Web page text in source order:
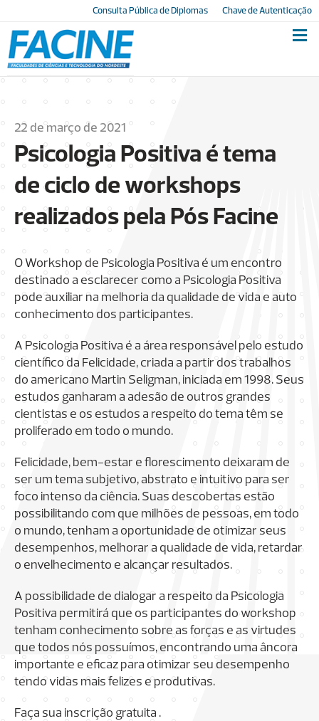
Consulta Pública de Diplomas Chave de Autenticação
22 de março de 2021
Psicologia Positiva é tema
de ciclo de workshops
realizados pela Pós Facine
O Workshop de Psicologia Positiva é um encontro
destinado a esclarecer como a Psicologia Positiva
pode auxiliar na melhoria da qualidade de vida e auto
conhecimento dos participantes.
A Psicologia Positiva é a área responsável pelo estudo
científico da Felicidade, criada a partir dos trabalhos
do americano Martin Seligman, iniciada em 1998. Seus
estudos ganharam a adesão de outros grandes
cientistas e os estudos a respeito do tema têm se
proliferado em todo o mundo.
Felicidade, bem-estar e florescimento deixaram de
ser um tema subjetivo, abstrato e intuitivo para ser
foco intenso da ciência. Suas descobertas estão
possibilitando com que milhões de pessoas, em todo
o mundo, tenham a oportunidade de otimizar seus
desempenhos, melhorar a qualidade de vida, retardar
o envelhecimento e alcançar resultados.
A possibilidade de dialogar a respeito da Psicologia
Positiva permitirá que os participantes do workshop
tenham conhecimento sobre as forças e as virtudes
que todos nós possuímos, encontrando uma âncora
importante e eficaz para otimizar seu desempenho
tendo vidas mais felizes e produtivas.
Faça sua inscrição gratuita .